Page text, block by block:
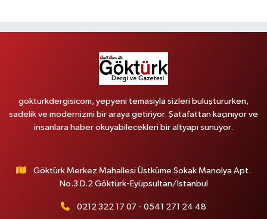
gokturkdergisicom, yepyeni temasıyla sizleri buluştururken,
sadelik ve modernizmi bir araya getiriyor. Şatafattan kaçınıyor ve
insanlara haber okuyabilecekleri bir altyapı sunuyor.
Göktürk Merkez Mahallesi Üstküme Sokak Manolya Apt.
No.3 D.2 Göktürk-Eyüpsultan/İstanbul
0212 322 17 07 - 0541 271 24 48